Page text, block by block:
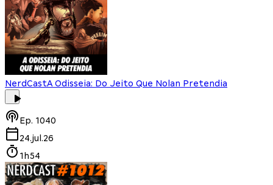
NerdCastA Odisseia: Do Jeito Que Nolan Pretendia
Ep. 1040
24.jul.26
1h54